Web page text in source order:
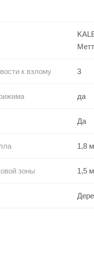
к взлому 3
да
Да
1,8
зоны 1,5